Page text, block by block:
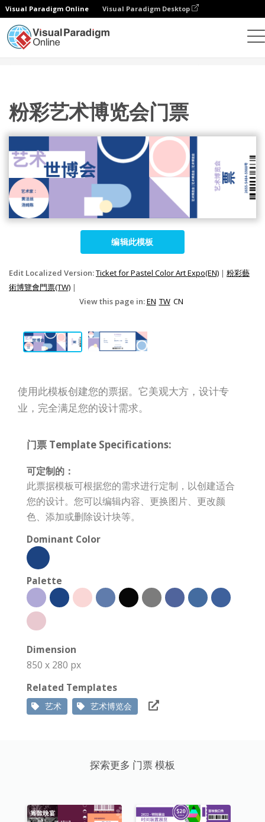
Visual Paradigm Online Visual Paradigm Desktop
粉彩艺术博览会门票
编辑此模板
Edit Localized Version:Ticket for Pastel Color Art Expo(EN) | 粉彩藝
術博覽會門票(TW) |
View this page in:EN TW CN
使用此模板创建您的票据。它美观大方，设计专
业，完全满足您的设计需求。
门票 Template Specifications:
可定制的：
此票据模板可根据您的需求进行定制，以创建适合
您的设计。您可以编辑内容、更换图片、更改颜
色、添加或删除设计块等。
Dominant Color
Palette
Dimension
850 x 280 px
Related Templates
艺术 艺术博览会
探索更多 门票 模板